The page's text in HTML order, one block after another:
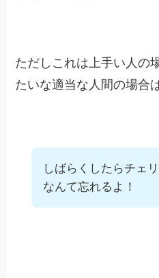
ただしこれは上手い人の
たいな適当な人間の場合
しばらくしたらチェ
なんて忘れるよ！